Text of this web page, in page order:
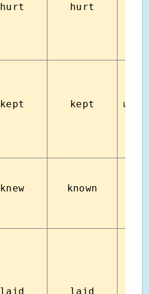
hurt hurt
kept kept เก็บ
knew known
laid laid